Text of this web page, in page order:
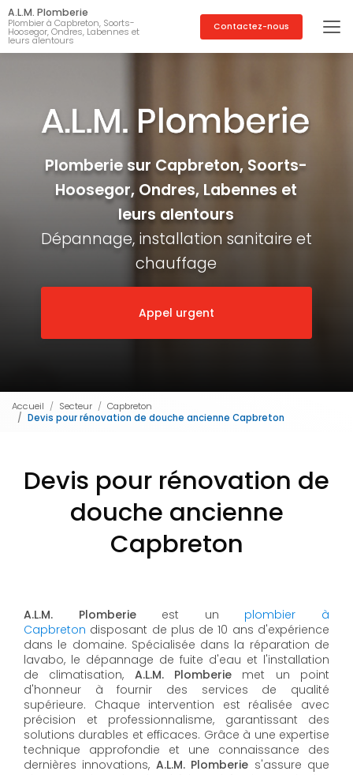
Aller
au
contenu
principal
A.L.M. Plomberie
Plombier à Capbreton, Soorts-
Hoosegor, Ondres, Labennes et
leurs alentours
Contactez-nous
Plomberie sur Capbreton, Soorts-
Hoosegor, Ondres, Labennes et
leurs alentours
Dépannage, installation sanitaire et
chauffage
Appel urgent
Accueil Secteur
Capbreton
Devis pour rénovation de douche ancienne Capbreton
Devis pour rénovation de
douche ancienne
Capbreton
A.L.M. Plomberieest un plombier à
Capbreton disposant de plus de 10 ans d'expérience
dans le domaine. Spécialisée dans la réparation de
lavabo, le dépannage de fuite d'eau et l'installation
de climatisation, A.L.M. Plomberie met un point
d'honneur à fournir des services de qualité
supérieure. Chaque intervention est réalisée avec
précision et professionnalisme, garantissant des
solutions durables et efficaces. Grâce à une expertise
technique approfondie et une connaissance des
dernières innovations, A.L.M. Plomberie s'assure que